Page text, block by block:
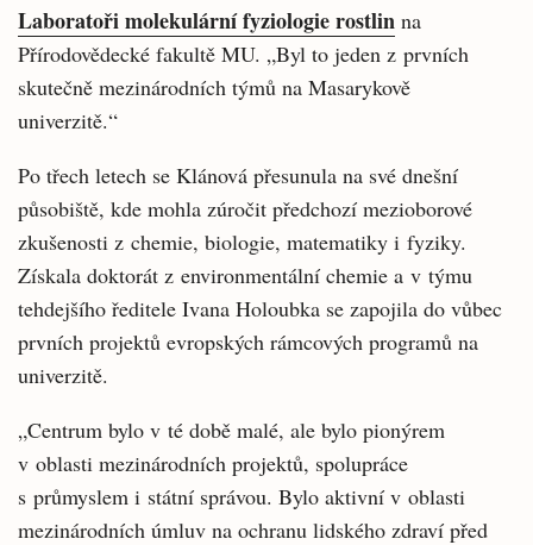
Laboratoři molekulární fyziologie rostlin na
Přírodovědecké fakultě MU. „Byl to jeden z prvních
skutečně mezinárodních týmů na Masarykově
univerzitě.“
Po třech letech se Klánová přesunula na své dnešní
působiště, kde mohla zúročit předchozí mezioborové
zkušenosti z chemie, biologie, matematiky i fyziky.
Získala doktorát z environmentální chemie a v týmu
tehdejšího ředitele Ivana Holoubka se zapojila do vůbec
prvních projektů evropských rámcových programů na
univerzitě.
„Centrum bylo v té době malé, ale bylo pionýrem
v oblasti mezinárodních projektů, spolupráce
s průmyslem i státní správou. Bylo aktivní v oblasti
mezinárodních úmluv na ochranu lidského zdraví před